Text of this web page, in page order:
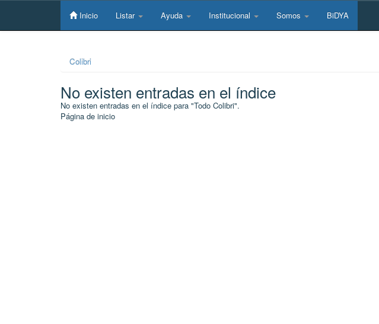
Skip
Inicio Listar Ayuda Institucional Somos BiDYA
Colibri
No existen entradas en el índice
No existen entradas en el índice para "Todo Colibri".
Página de inicio